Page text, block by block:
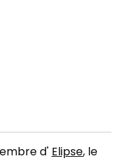
d'Elipse, le